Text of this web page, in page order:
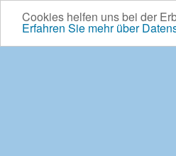
Cookies helfen uns bei der
Erfahren Sie mehr über